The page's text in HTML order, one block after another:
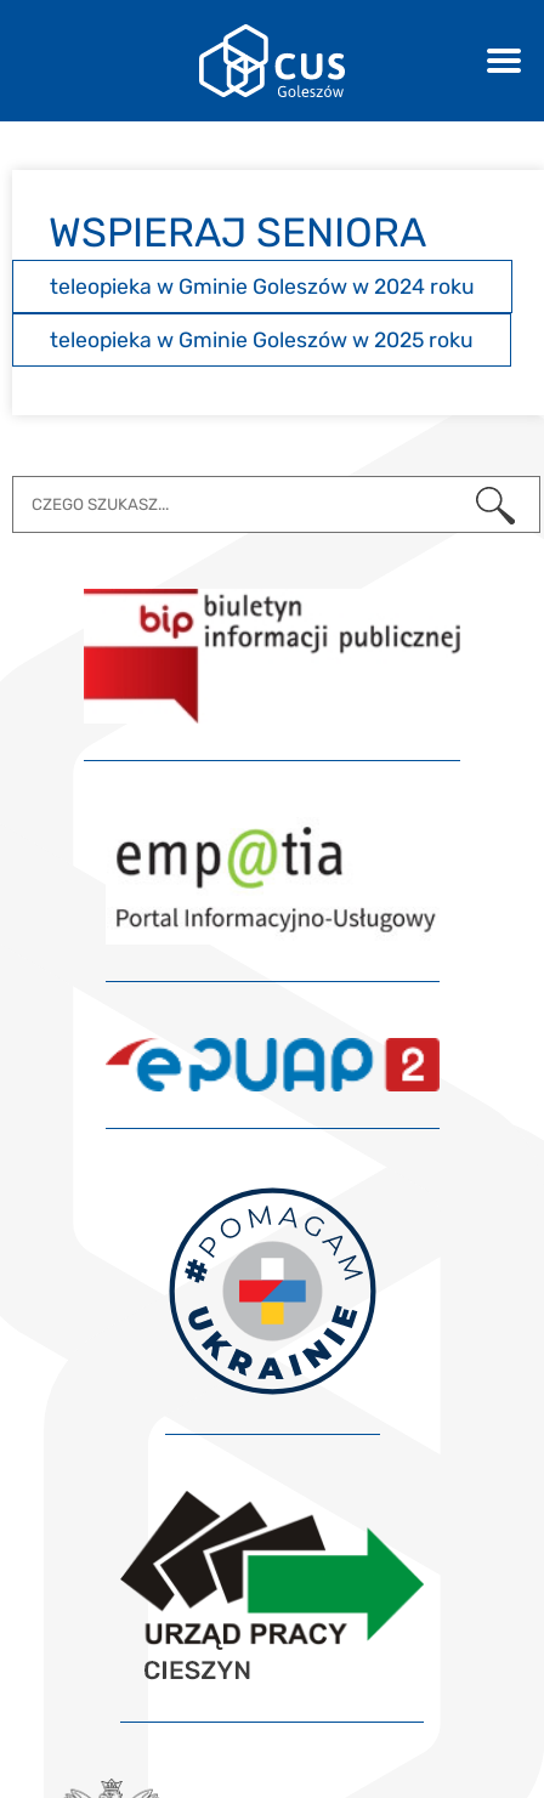
WSPIERAJ SENIORA
teleopieka w Gminie Goleszów w 2024 roku
teleopieka w Gminie Goleszów w 2025 roku